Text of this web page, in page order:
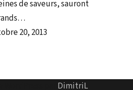
de saveurs, sauront
20, 2013
DimitriL